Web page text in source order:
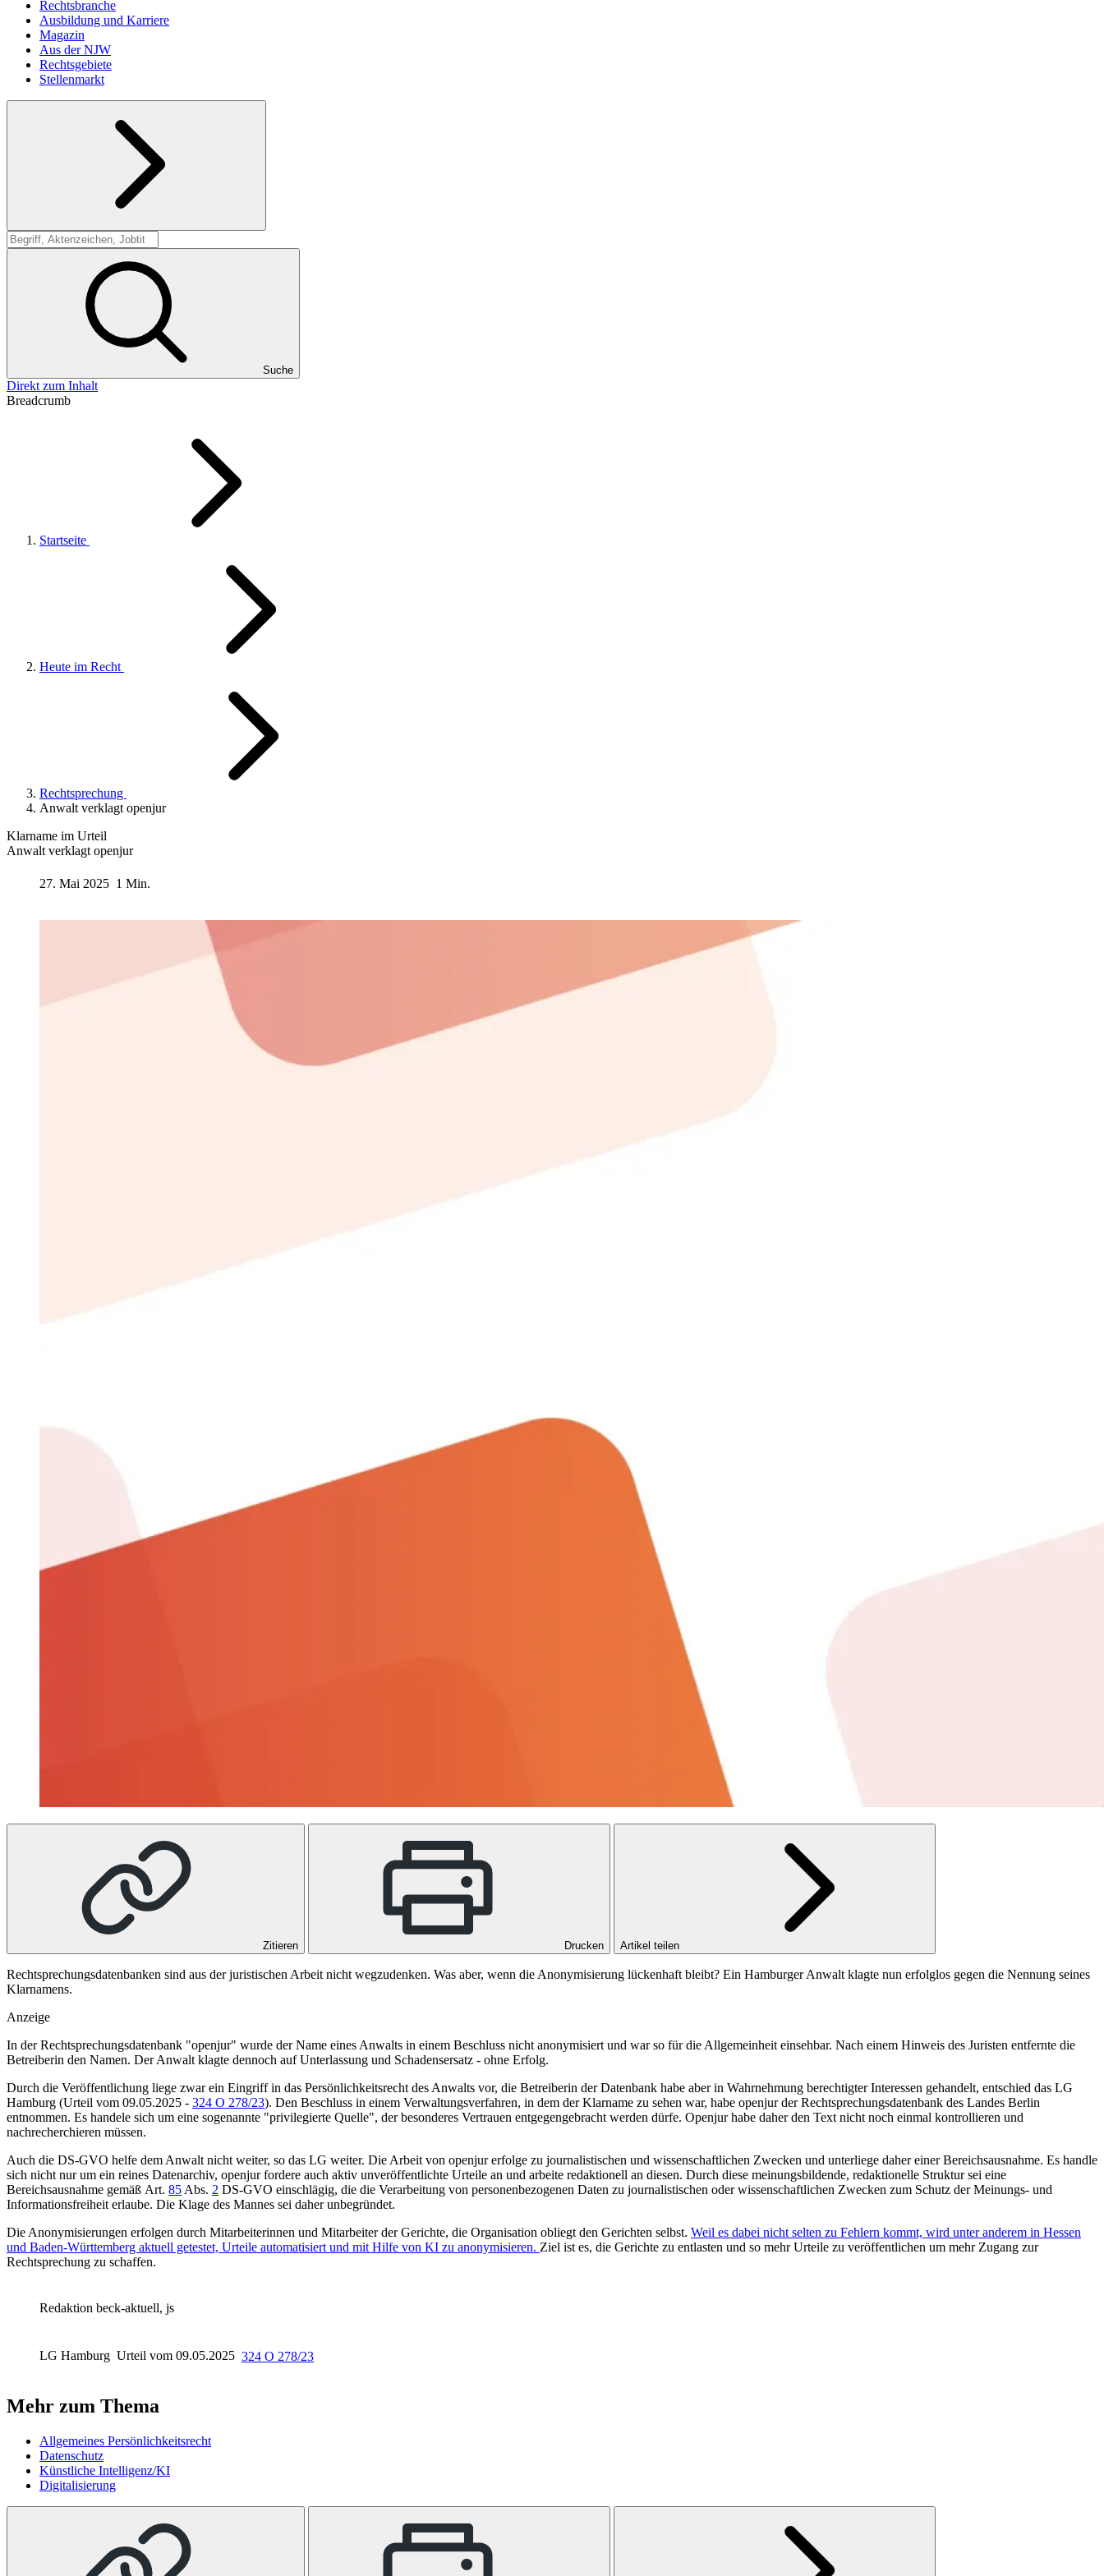
Rechtsbranche
Ausbildung und Karriere
Magazin
Aus der NJW
Rechtsgebiete
Stellenmarkt
Suche
Suche
Direkt zum Inhalt
Breadcrumb
Startseite
Heute im Recht
Rechtsprechung
Anwalt verklagt openjur
Klarname im Urteil
Anwalt verklagt openjur
27. Mai 2025 1 Min.
Zitieren Drucken Artikel teilen
Rechtsprechungsdatenbanken sind aus der juristischen Arbeit nicht wegzudenken. Was aber, wenn die Anonymisierung lückenhaft bleibt? Ein Hamburger Anwalt klagte nun erfolglos gegen die Nennung seines
Klarnamens.
Anzeige
In der Rechtsprechungsdatenbank "openjur" wurde der Name eines Anwalts in einem Beschluss nicht anonymisiert und war so für die Allgemeinheit einsehbar. Nach einem Hinweis des Juristen entfernte die
Betreiberin den Namen. Der Anwalt klagte dennoch auf Unterlassung und Schadensersatz - ohne Erfolg.
Durch die Veröffentlichung liege zwar ein Eingriff in das Persönlichkeitsrecht des Anwalts vor, die Betreiberin der Datenbank habe aber in Wahrnehmung berechtigter Interessen gehandelt, entschied das LG
Hamburg (Urteil vom 09.05.2025 - 324 O 278/23). Den Beschluss in einem Verwaltungsverfahren, in dem der Klarname zu sehen war, habe openjur der Rechtsprechungsdatenbank des Landes Berlin
entnommen. Es handele sich um eine sogenannte "privilegierte Quelle", der besonderes Vertrauen entgegengebracht werden dürfe. Openjur habe daher den Text nicht noch einmal kontrollieren und
nachrecherchieren müssen.
Auch die DS-GVO helfe dem Anwalt nicht weiter, so das LG weiter. Die Arbeit von openjur erfolge zu journalistischen und wissenschaftlichen Zwecken und unterliege daher einer Bereichsausnahme. Es handle
sich nicht nur um ein reines Datenarchiv, openjur fordere auch aktiv unveröffentlichte Urteile an und arbeite redaktionell an diesen. Durch diese meinungsbildende, redaktionelle Struktur sei eine
Bereichsausnahme gemäß Art. 85 Abs. 2 DS-GVO einschlägig, die die Verarbeitung von personenbezogenen Daten zu journalistischen oder wissenschaftlichen Zwecken zum Schutz der Meinungs- und
Informationsfreiheit erlaube. Die Klage des Mannes sei daher unbegründet.
Die Anonymisierungen erfolgen durch Mitarbeiterinnen und Mitarbeiter der Gerichte, die Organisation obliegt den Gerichten selbst. Weil es dabei nicht selten zu Fehlern kommt, wird unter anderem in Hessen
und Baden-Württemberg aktuell getestet, Urteile automatisiert und mit Hilfe von KI zu anonymisieren. Ziel ist es, die Gerichte zu entlasten und so mehr Urteile zu veröffentlichen um mehr Zugang zur
Rechtsprechung zu schaffen.
Redaktion beck-aktuell, js
LG Hamburg Urteil vom 09.05.2025 324 O 278/23
Mehr zum Thema
Allgemeines Persönlichkeitsrecht
Datenschutz
Künstliche Intelligenz/KI
Digitalisierung